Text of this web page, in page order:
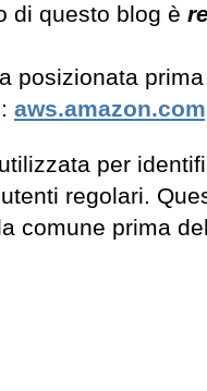
di questo blog è
posizionata
per
regolari.
comune prima